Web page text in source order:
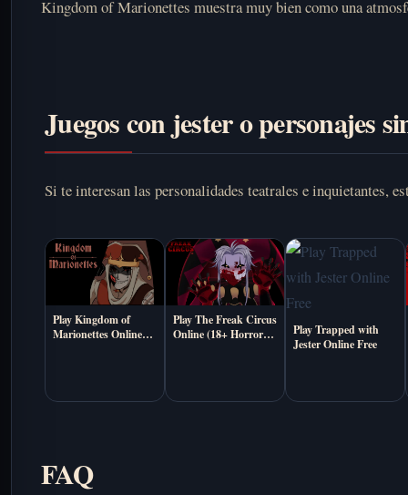
Kingdom of Marionettes muestra muy bien como una
Juegos con jester o personajes
Si te interesan las personalidades teatrales e inquietantes,
Play Kingdom of
Marionettes Online
Play The Freak Circus
Online (18+ Horror
Play Trapped with
Jester Online Free
FAQ